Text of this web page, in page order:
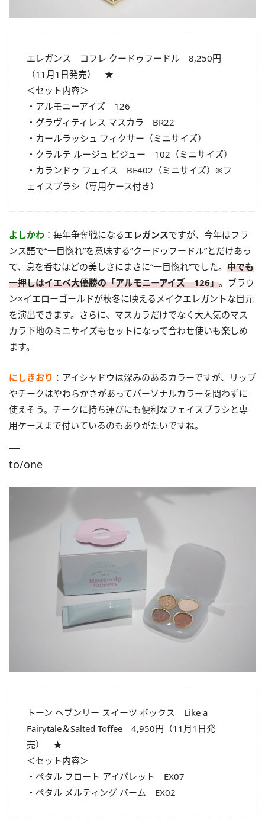
エレガンス コフレ クードゥフードル 8,250円
（11月1日発売） ★
＜セット内容＞
・アルモニーアイズ 126
・グラヴィティレス マスカラ BR22
・カールラッシュ フィクサー（ミニサイズ）
・クラルテ ルージュ ビジュー 102（ミニサイズ）
・カランドゥ フェイス BE402（ミニサイズ）※フ
ェイスブラシ（専用ケース付き）
よしかわ ：毎年争奪戦になるエレガンスですが、今年はフラ
ンス語で“一目惚れ”を意味する“クードゥフードル”とだけあっ
て、息を呑むほどの美しさにまさに“一目惚れ”でした。 中でも
一押しはイエベ大優勝の「アルモニーアイズ 126」。ブラウ
ン×イエローゴールドが秋冬に映えるメイクエレガントな目元
を演出できます。さらに、マスカラだけでなく大人気のマス
カラ下地のミニサイズもセットになって合わせ使いも楽しめ
ます。
にしきおり ：アイシャドウは深みのあるカラーですが、リップ
やチークはやわらかさがあってパーソナルカラーを問わずに
使えそう。チークに持ち運びにも便利なフェイスブラシと専
用ケースまで付いているのもありがたいですね。
to/one
トーン ヘブンリー スイーツ ボックス Like a
Fairytale＆Salted Toffee 4,950円（11月1日発
売） ★
＜セット内容＞
・ペタル フロート アイパレット EX07
・ペタル メルティング バーム EX02